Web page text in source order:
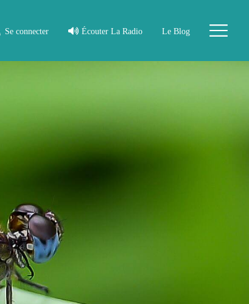
Se connecter Écouter La Radio Le Blog